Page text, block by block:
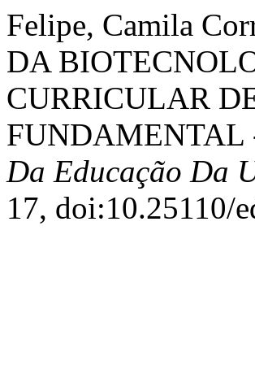
Felipe, Camila
DA
CURRICULAR
Da Educação Da
17, doi:10.25110/